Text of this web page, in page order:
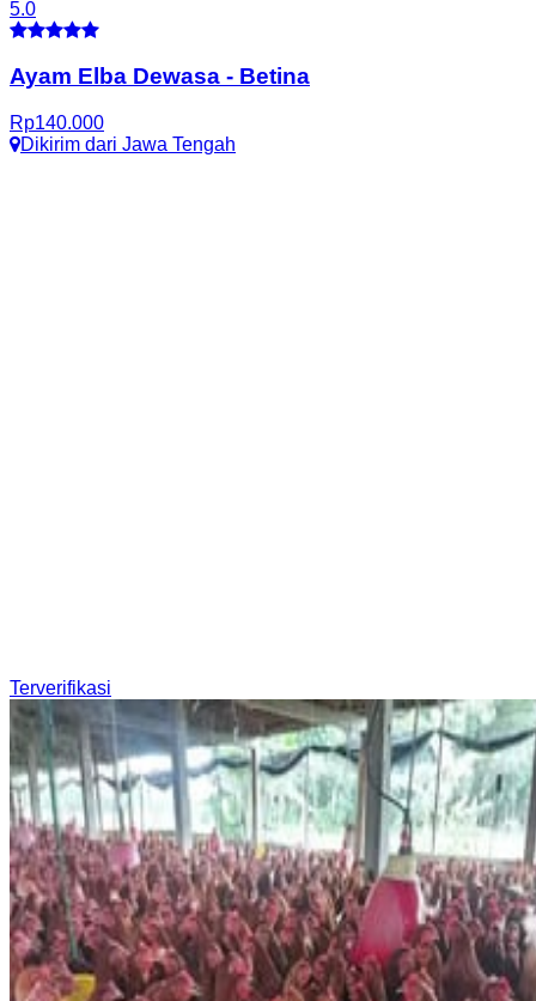
5.0
Ayam Elba Dewasa - Betina
Rp140.000
Dikirim dari Jawa Tengah
Terverifikasi